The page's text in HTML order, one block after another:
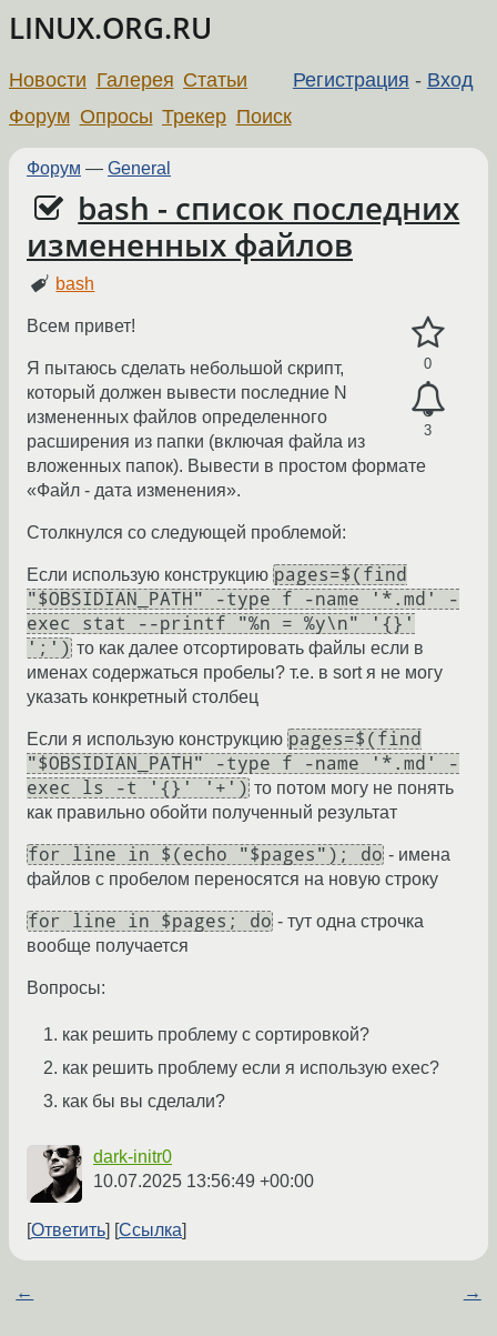
LINUX.ORG.RU
Регистрация - Вход
Новости Галерея Статьи
Форум Опросы Трекер Поиск
Форум — General
bash - список последних
измененных файлов
bash
0
3
Всем привет!
Я пытаюсь сделать небольшой скрипт,
который должен вывести последние N
измененных файлов определенного
расширения из папки (включая файла из
вложенных папок). Вывести в простом формате
«Файл - дата изменения».
Столкнулся со следующей проблемой:
Если использую конструкцию pages=$(find
"$OBSIDIAN_PATH" -type f -name '*.md' -
exec stat --printf "%n = %y\n" '{}'
';') то как далее отсортировать файлы если в
именах содержаться пробелы? т.е. в sort я не могу
указать конкретный столбец
Если я использую конструкцию pages=$(find
"$OBSIDIAN_PATH" -type f -name '*.md' -
exec ls -t '{}' '+') то потом могу не понять
как правильно обойти полученный результат
for line in $(echo "$pages"); do - имена
файлов с пробелом переносятся на новую строку
for line in $pages; do - тут одна строчка
вообще получается
Вопросы:
как решить проблему с сортировкой?
как решить проблему если я использую exec?
как бы вы сделали?
dark-initr0
10.07.2025 13:56:49 +00:00
Ответить Ссылка
← →